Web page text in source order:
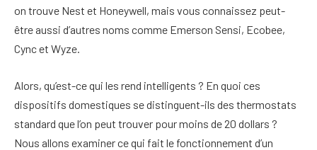
on trouve Nest et Honeywell, mais vous connaissez peut-
être aussi d’autres noms comme Emerson Sensi, Ecobee,
Cync et Wyze.
Alors, qu’est-ce qui les rend intelligents ? En quoi ces
dispositifs domestiques se distinguent-ils des thermostats
standard que l’on peut trouver pour moins de 20 dollars ?
Nous allons examiner ce qui fait le fonctionnement d’un